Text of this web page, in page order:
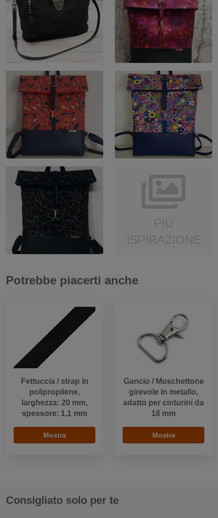
Potrebbe piacerti anche
Fettuccia / strap in
polipropilene,
larghezza: 20 mm,
spessore: 1,1 mm
Mostra
Gancio / Moschettone
girevole in metallo,
adatto per cinturini da
18 mm
Mostra
Consigliato solo per te